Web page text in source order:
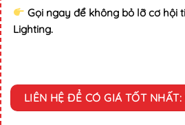
Gọi ngay để không bỏ lỡ cơ hội
Lighting.
LIÊN HỆ ĐỂ CÓ GIÁ TỐT NHẤT: